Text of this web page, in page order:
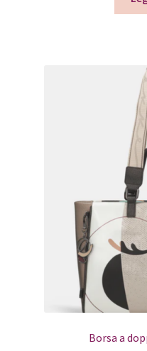
Borsa a